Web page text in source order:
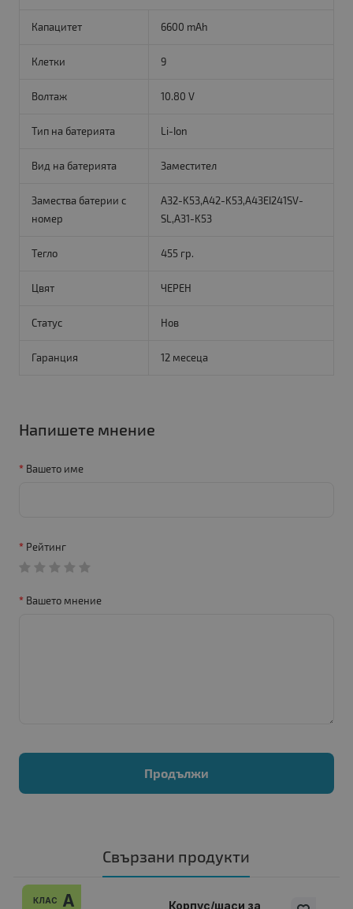
Капацитет 6600 mAh
Клетки 9
Волтаж 10.80 V
Тип на батерията Li-Ion
Вид на батерията Заместител
Замества батерии с
номер
A32-K53,A42-K53,A43EI241SV-
SL,A31-K53
Тегло 455 гр.
Цвят ЧЕРЕН
Статус Нов
Гаранция 12 месеца
Напишете мнение
Вашето име
Рейтинг
Вашето мнение
Продължи
Свързани продукти
КЛАС A Корпус/шаси за